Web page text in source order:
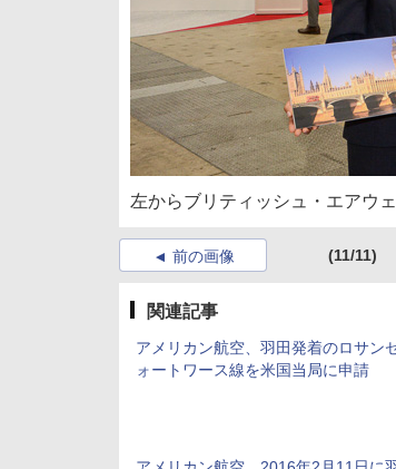
左からブリティッシュ・エアウ
前の画像 (11/11)
関連記事
アメリカン航空、羽田発着のロサン
ォートワース線を米国当局に申請